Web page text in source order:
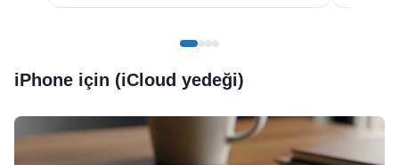
iPhone için (iCloud yedeği)